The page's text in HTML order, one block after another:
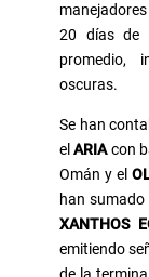
20 días de
promedio,
oscuras.
Se han
elARIAcon
Omán y el
han
XANTHOS
emitiendo